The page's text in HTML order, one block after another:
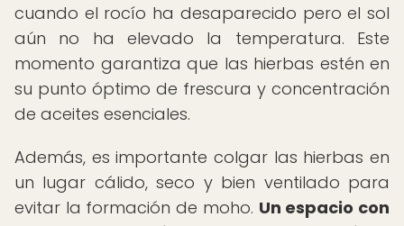
cuando el rocío ha desaparecido pero el sol
aún no ha elevado la temperatura. Este
momento garantiza que las hierbas estén en
su punto óptimo de frescura y concentración
de aceites esenciales.
Además, es importante colgar las hierbas en
un lugar cálido, seco y bien ventilado para
evitar la formación de moho. Un espacio con